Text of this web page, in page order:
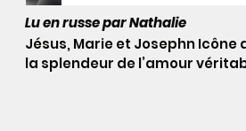
Lu en russe par Nathalie
Jésus, Marie et Josephn Icône
la splendeur de l’amour